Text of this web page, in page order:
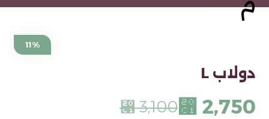
11%
دولاب L
⃁3,100⃁ 2,750